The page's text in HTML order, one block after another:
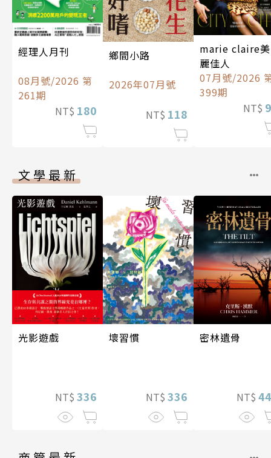
經理人月刊
08月號/2026 第
261期
NT$ 180
鄉間小路
2026年07月號
NT$ 118
marie claire美
麗佳人
07月號/2026
399期
NT$
文學最新
光影遊戲
NT$ 336
壞習慣
NT$ 336
密林遺骨
NT$